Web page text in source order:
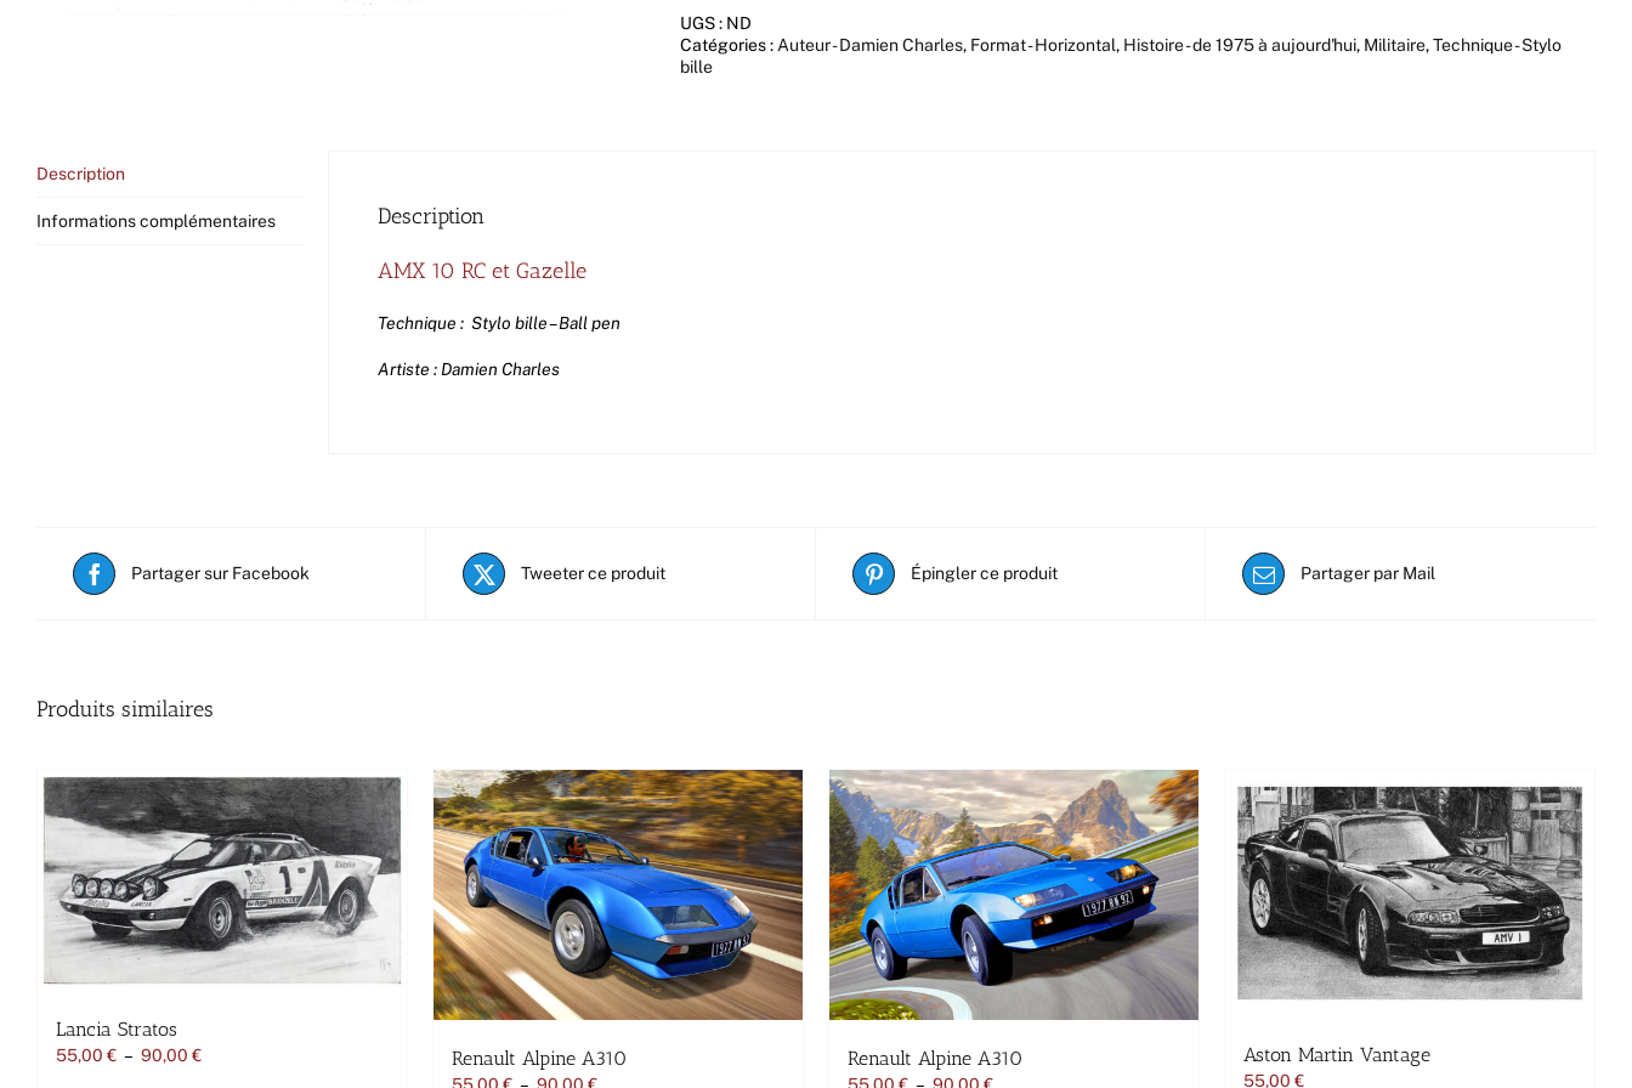
et
gazelle
UGS : ND
Catégories : Auteur - Damien Charles, Format - Horizontal, Histoire - de 1975 à aujourd'hui, Militaire,Technique - Stylo
bille
Description
Informations complémentaires Description
AMX 10 RC et Gazelle
Technique : Stylo bille – Ball pen
Artiste : Damien Charles
Partager sur Facebook Tweeter ce produit Épingler ce produit Partager par Mail
Produits similaires
Lancia Stratos
55,00 € – 90,00 €Plage
Renault Alpine A310
Plage
Renault Alpine A310
Plage
Aston Martin Vantage
55,00 €